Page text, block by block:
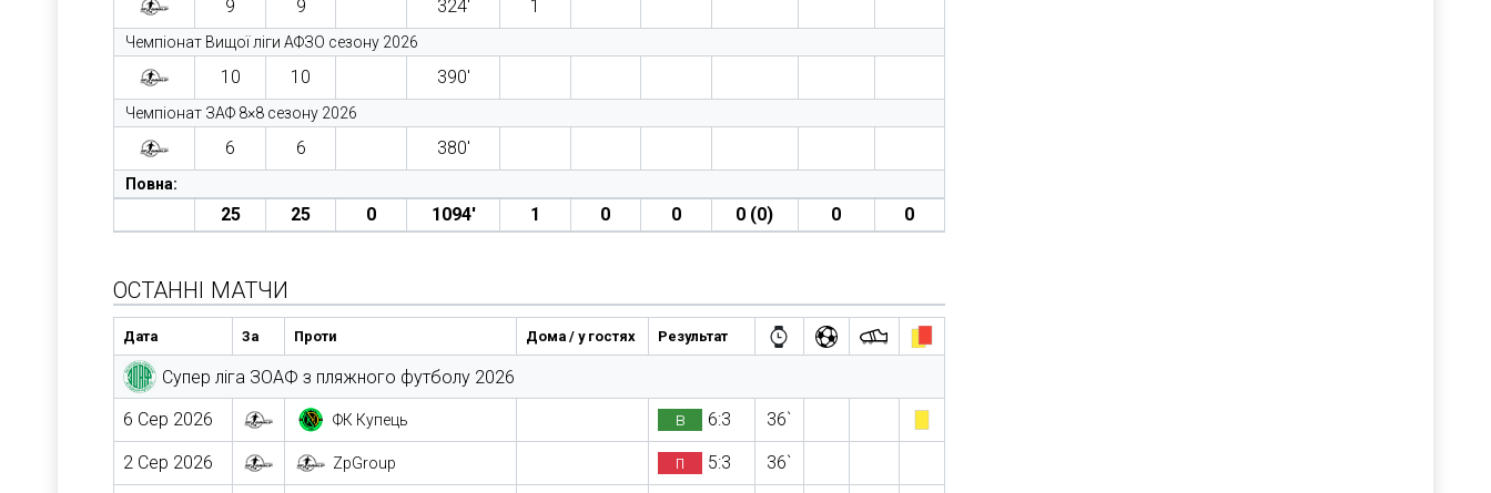
9 9 324′ 1
Чемпіонат Вищої ліги АФЗО сезону 2026
10 10 390′
Чемпіонат ЗАФ 8×8 сезону 2026
6 6 380′
Повна:
25 25 0 1094′ 1 0 0 0 (0) 0 0
ОСТАННІ МАТЧИ
Дата За Проти Дома / у гостях Результат
Супер ліга ЗОАФ з пляжного футболу 2026
6 Сер 2026 ФК Купець в 6:3 36`
2 Сер 2026 ZpGroup п 5:3 36`